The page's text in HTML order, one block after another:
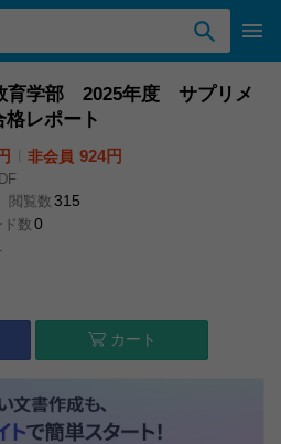
育学部 2025年度 サプリメ
レポート
非会員 924円
閲覧数 315
ド数 0
カート